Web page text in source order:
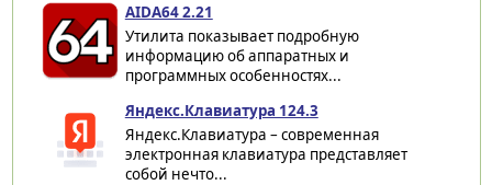
AIDA64 2.21
Утилита показывает подробную
информацию об аппаратных и
программных особенностях...
Яндекс.Клавиатура 124.3
Яндекс.Клавиатура – современная
электронная клавиатура представляет
собой нечто...